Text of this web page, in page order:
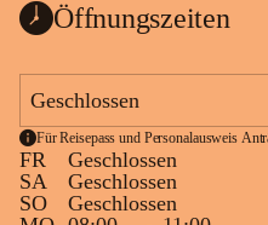
Öffnungszeiten
Geschlossen
Für Reisepass und Personalausweis
FR
Geschlossen
SA
Geschlossen
SO
Geschlossen